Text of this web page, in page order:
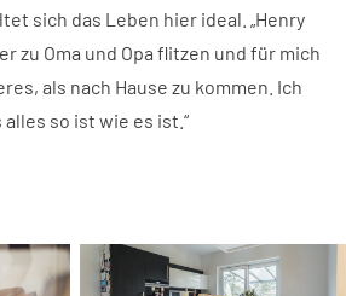
sich das Leben hier ideal. „Henry
zu Oma und Opa flitzen und für mich
als nach Hause zu kommen. Ich
so ist wie es ist.“